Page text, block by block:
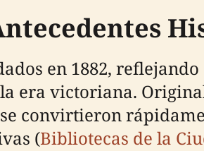
en 1882,
era victoriana.
convirtieron
(Bibliotecas de la